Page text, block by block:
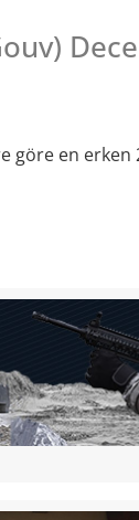
göre en erken